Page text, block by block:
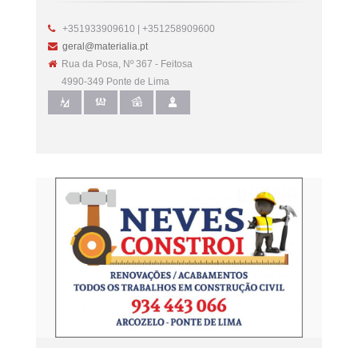
+351933909610 | +351258909600
geral@materialia.pt
Rua da Posa, Nº 367 - Feitosa
4990-349 Ponte de Lima